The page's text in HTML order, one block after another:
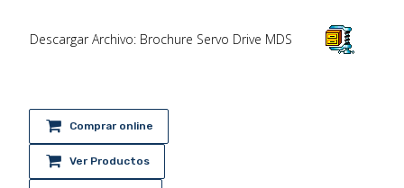
Descargar Archivo: Brochure Servo Drive MDS
Comprar online
Ver Productos